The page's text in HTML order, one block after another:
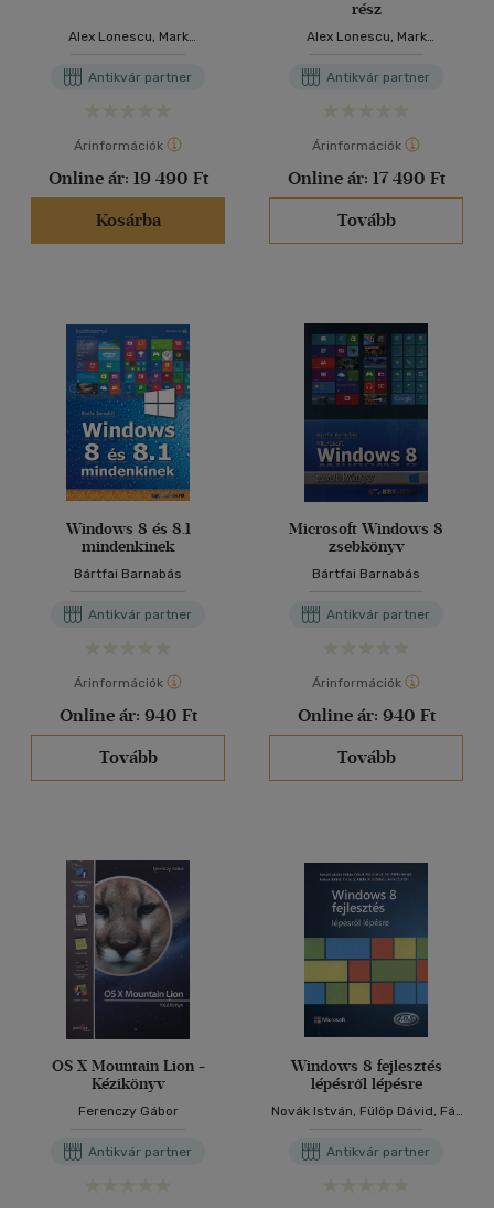
Alex Lonescu, Mark
Antikvár partner
Árinformációk
Online ár: 19 490 Ft
Kosárba
rész
Alex Lonescu, Mark
Antikvár partner
Árinformációk
Online ár: 17 490 Ft
Tovább
Windows 8 és 8.1
mindenkinek
Bártfai Barnabás
Antikvár partner
Árinformációk
Online ár: 940 Ft
Tovább
Microsoft Windows 8
zsebkönyv
Bártfai Barnabás
Antikvár partner
Árinformációk
Online ár: 940 Ft
Tovább
OS X Mountain Lion -
Kézikönyv
Ferenczy Gábor
Antikvár partner
Windows 8 fejlesztés
lépésről lépésre
Novák István, Fülöp Dávid, Fár
Attila, Kiss Balázs, Árvai
Zoltán, Petró Emil
Antikvár partner